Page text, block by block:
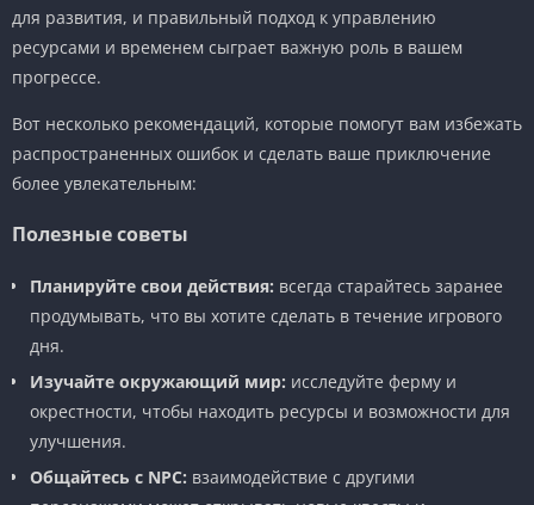
для развития, и правильный подход к управлению
ресурсами и временем сыграет важную роль в вашем
прогрессе.
Вот несколько рекомендаций, которые помогут вам избежать
распространенных ошибок и сделать ваше приключение
более увлекательным:
Полезные советы
Планируйте свои действия: всегда старайтесь заранее
продумывать, что вы хотите сделать в течение игрового
дня.
Изучайте окружающий мир: исследуйте ферму и
окрестности, чтобы находить ресурсы и возможности для
улучшения.
Общайтесь с NPC: взаимодействие с другими